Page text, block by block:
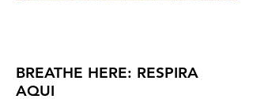
BREATHE HERE: RESPIRA
AQUI